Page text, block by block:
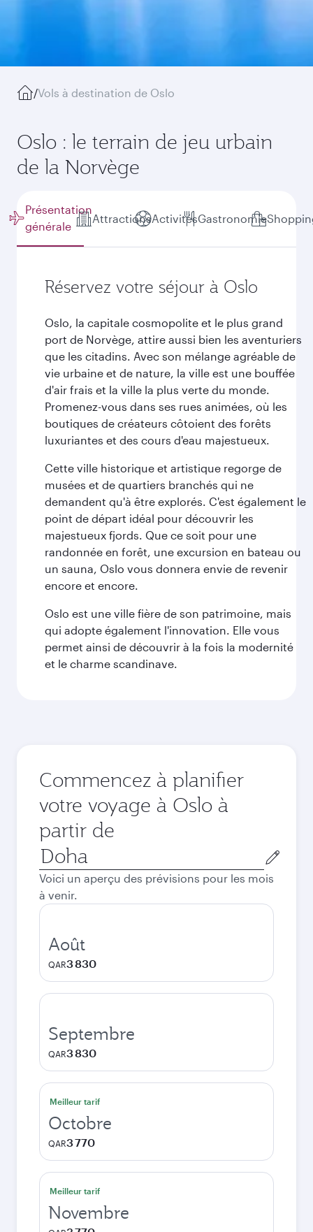
/Vols à destination de Oslo
Oslo : le terrain de jeu urbain
de la Norvège
Présentation
générale
AttractionsActivitésGastronomie
Réservez votre séjour à Oslo
Oslo, la capitale cosmopolite et le plus grand
port de Norvège, attire aussi bien les aventuriers
que les citadins. Avec son mélange agréable de
vie urbaine et de nature, la ville est une bouffée
d'air frais et la ville la plus verte du monde.
Promenez-vous dans ses rues animées, où les
boutiques de créateurs côtoient des forêts
luxuriantes et des cours d'eau majestueux.
Cette ville historique et artistique regorge de
musées et de quartiers branchés qui ne
demandent qu'à être explorés. C'est également le
point de départ idéal pour découvrir les
majestueux fjords. Que ce soit pour une
randonnée en forêt, une excursion en bateau ou
un sauna, Oslo vous donnera envie de revenir
encore et encore.
Oslo est une ville fière de son patrimoine, mais
qui adopte également l'innovation. Elle vous
permet ainsi de découvrir à la fois la modernité
et le charme scandinave.
Commencez à planifier
votre voyage à Oslo à
partir de
Ville
de
départ
Voici un aperçu des prévisions pour les mois
à venir.
Août
QAR3 830
Septembre
QAR3 830
Meilleur tarif
Octobre
QAR3 770
Meilleur tarif
Novembre